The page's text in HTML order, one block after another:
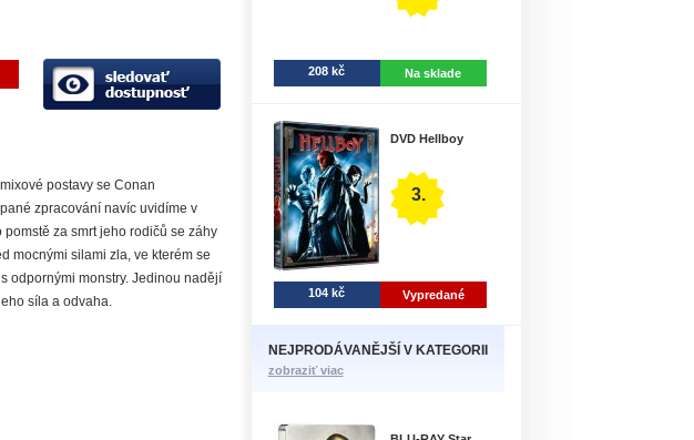
postavy se Conan
zpracování navíc uvidíme v
za smrt jeho rodičů se záhy
mocnými silami zla, ve kterém se
odpornými monstry. Jedinou nadějí
síla a odvaha.
208 kč Na sklade
DVD Hellboy
3.
104 kč Vypredané
NEJPRODÁVANĚJŠÍ V KATEGORII
zobraziť viac